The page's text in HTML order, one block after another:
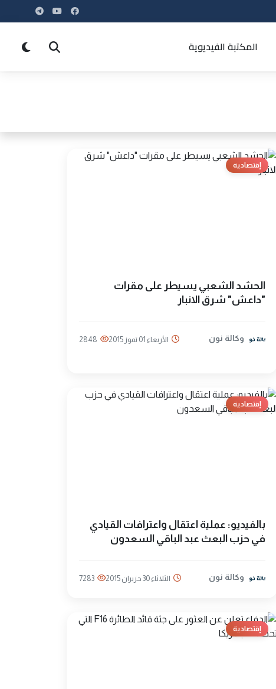
المكتبة الفيديوية
إقتصادية
الحشد الشعبي يسيطر على مقرات
"داعش" شرق الانبار
وكالة نون الأربعاء 01 تموز 2015 2848
إقتصادية
بالفيديو: عملية اعتقال واعترافات القيادي
في حزب البعث عبد الباقي السعدون
وكالة نون الثلاثاء 30 حزيران 2015 7283
إقتصادية